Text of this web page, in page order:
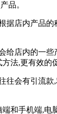
品。
据店内产品
给店内的一
法,更有效的
往会有引流
和手机端,电